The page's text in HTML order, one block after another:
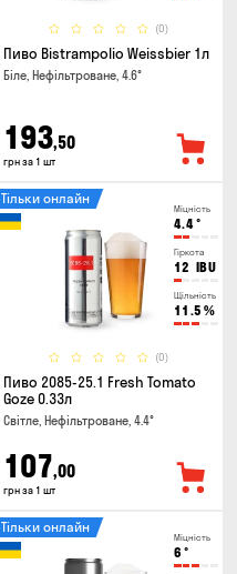
(0)
Пиво Bistrampolio Weissbier 1л
Біле, Нефільтроване, 4.6°
193,50
грн за 1 шт
Міцність
4.4°
Гіркота
12 IBU
Щільність
11.5 %
(0)
Тільки онлайн
Пиво 2085-25.1 Fresh Tomato
Goze 0.33л
Світле, Нефільтроване, 4.4°
107,00
грн за 1 шт
Міцність
6 °
Тільки онлайн